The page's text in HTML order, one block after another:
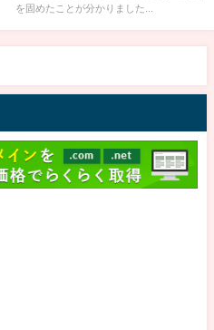
を固めたことが分かりました...